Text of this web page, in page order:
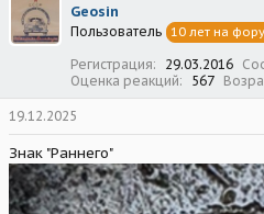
Geosin
Пользователь 10 лет на
Регистрация 29.03.2016
Оценка реакций
567
19.12.2025
Знак "Раннего"